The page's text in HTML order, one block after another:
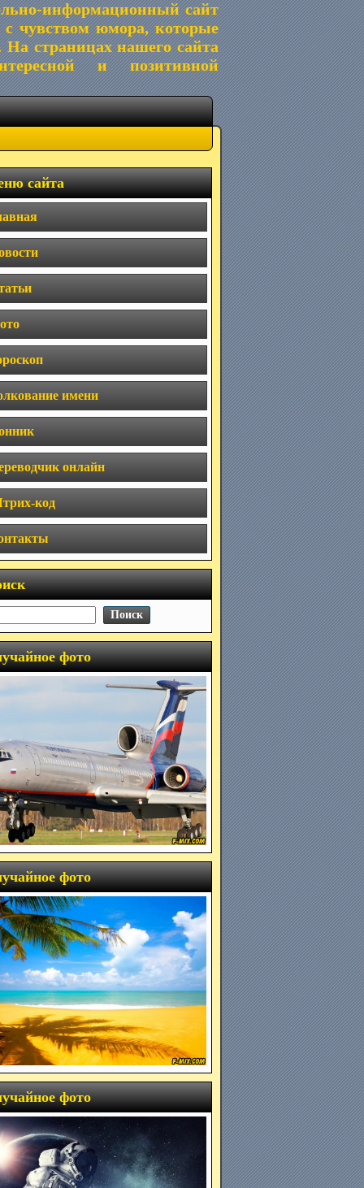
информационный сайт
чувством юмора, которые
страницах нашего сайта
и позитивной
сайта
имени
онлайн
код
фото
фото
фото